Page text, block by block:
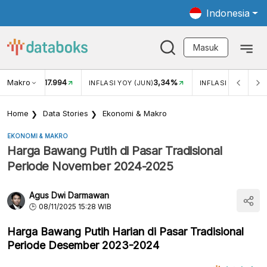
Indonesia
Masuk
Makro
USD/IDR 17.994 INFLASI YOY (JUN)3,34% INFLASI MOM
Home Data Stories Ekonomi & Makro
EKONOMI & MAKRO
Harga Bawang Putih di Pasar Tradisional
Periode November 2024-2025
Agus Dwi Darmawan
08/11/2025 15:28 WIB
Harga Bawang Putih Harian di Pasar Tradisional
Periode Desember 2023-2024